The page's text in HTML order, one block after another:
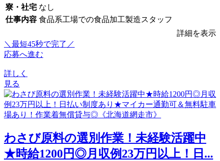
寮・社宅 なし
仕事内容 食品系工場での食品加工製造スタッフ
詳細を表示
＼最短45秒で完了／
応募へ進む
詳しく
見る
わさび原料の選別作業！未経験活躍中
★時給1200円◎月収例23万円以上！日...